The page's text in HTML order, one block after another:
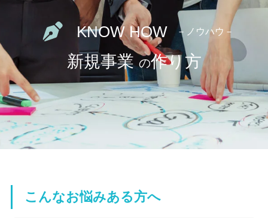
KNOW HOW －ノウハウ－
新規事業 の作り方
こんなお悩みある方へ